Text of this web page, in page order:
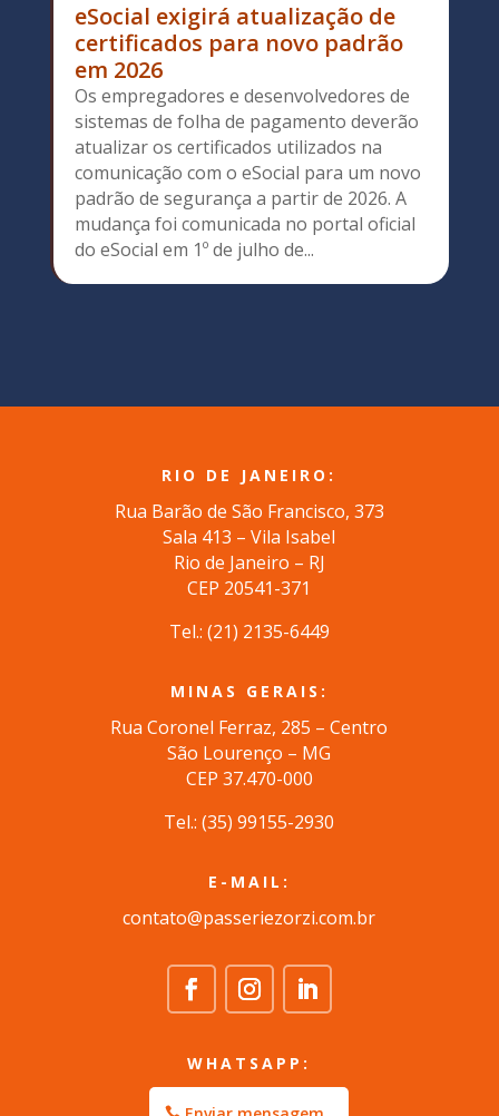
eSocial exigirá atualização de
certificados para novo padrão
em 2026
Os empregadores e desenvolvedores de
sistemas de folha de pagamento deverão
atualizar os certificados utilizados na
comunicação com o eSocial para um novo
padrão de segurança a partir de 2026. A
mudança foi comunicada no portal oficial
do eSocial em 1º de julho de...
RIO DE JANEIRO:
Rua Barão de São Francisco, 373
Sala 413 – Vila Isabel
Rio de Janeiro – RJ
CEP 20541-371
Tel.: (21) 2135-6449
MINAS GERAIS:
Rua Coronel Ferraz, 285 – Centro
São Lourenço – MG
CEP 37.470-000
Tel.: (35) 99155-2930
E-MAIL:
contato@passeriezorzi.com.br
WHATSAPP: